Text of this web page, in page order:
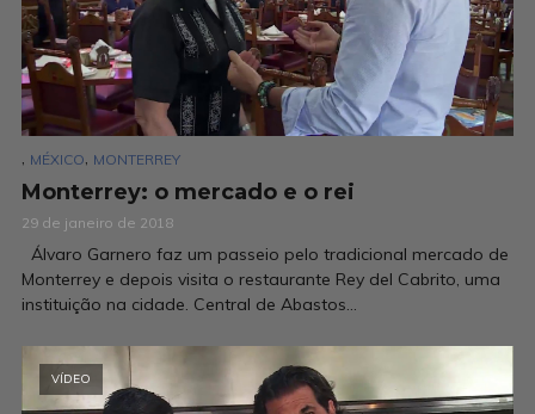
, MÉXICO, MONTERREY
Monterrey: o mercado e o rei
29 de janeiro de 2018
Álvaro Garnero faz um passeio pelo tradicional mercado de
Monterrey e depois visita o restaurante Rey del Cabrito, uma
instituição na cidade. Central de Abastos...
VÍDEO